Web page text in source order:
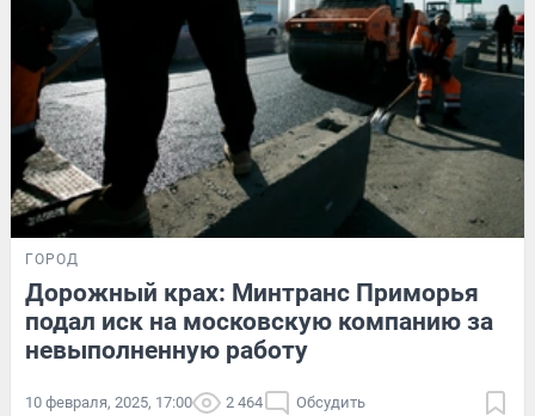
ГОРОД
Дорожный крах: Минтранс Приморья
подал иск на московскую компанию за
невыполненную работу
10 февраля, 2025, 17:00 2 464 Обсудить